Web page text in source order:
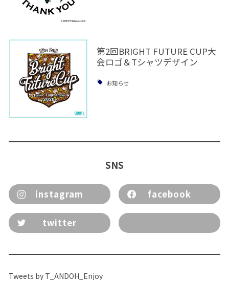
第2回BRIGHT FUTURE CUP大
会ロゴ＆Tシャツデザイン
お知らせ
SNS
instagram facebook
twitter
Tweets by T_ANDOH_Enjoy